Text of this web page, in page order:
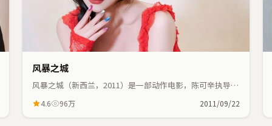
风暴之城
风暴之城（新西兰，2011）是一部动作电影，陈可辛执导，
紧凑。
4.6 96万 2011/09/22